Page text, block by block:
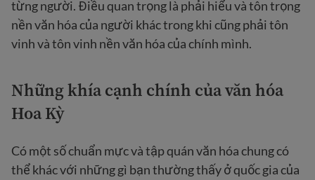
từng người. Điều quan trọng là phải hiểu và tôn trọng
nền văn hóa của người khác trong khi cũng phải tôn
vinh và tôn vinh nền văn hóa của chính mình.
Những khía cạnh chính của văn hóa
Hoa Kỳ
Có một số chuẩn mực và tập quán văn hóa chung có
thể khác với những gì bạn thường thấy ở quốc gia của